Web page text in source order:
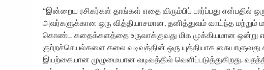
“இன்றைய ரசிகர்கள் தாங்கள் எதை விரும்பிப் பார்ப்பது
அவர்களுக்கான ஒரு வித்தியாசமான, தனித்துவம் வாய்ந்த
கொண்ட கதைக்களத்தை உருவாக்குவது மிக முக்கியமான ஒன்று
குற்றச்செயல்களை கலை வடிவத்தின் ஒரு யுத்தியாக
இயற்கையான முழுமையான வடிவத்தில் வெளிப்படுத்துகிறது.